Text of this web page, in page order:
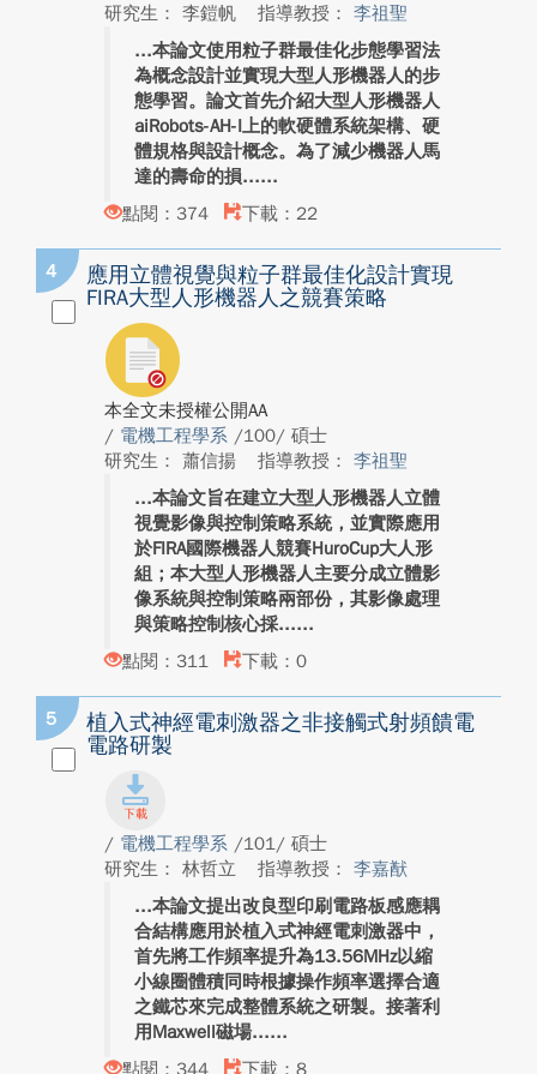
研究生： 李鎧帆
指導教授： 李祖聖
本論文使用粒子群最佳化步態學習法
為概念設計並實現大型人形機器人的步
態學習。論文首先介紹大型人形機器人
aiRobots-AH-I上的軟硬體系統架構、硬
體規格與設計概念。為了減少機器人馬
達的壽命的損...
點閱：374
下載：22
4
應用立體視覺與粒子群最佳化設計實現
FIRA大型人形機器人之競賽策略
本全文未授權公開AA
/ 電機工程學系 /100/ 碩士
研究生： 蕭信揚
指導教授： 李祖聖
本論文旨在建立大型人形機器人立體
視覺影像與控制策略系統，並實際應用
於FIRA國際機器人競賽HuroCup大人形
組；本大型人形機器人主要分成立體影
像系統與控制策略兩部份，其影像處理
與策略控制核心採...
點閱：311
下載：0
5
植入式神經電刺激器之非接觸式射頻饋電
電路研製
/ 電機工程學系 /101/ 碩士
研究生： 林哲立
指導教授： 李嘉猷
本論文提出改良型印刷電路板感應耦
合結構應用於植入式神經電刺激器中，
首先將工作頻率提升為13.56MHz以縮
小線圈體積同時根據操作頻率選擇合適
之鐵芯來完成整體系統之研製。接著利
用Maxwell磁場...
點閱：344
下載：8